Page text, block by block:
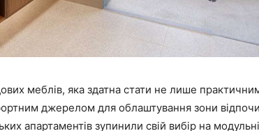
меблів, яка здатна стати не лише
джерелом для облаштування зони
апартаментів зупинили свій вибір на